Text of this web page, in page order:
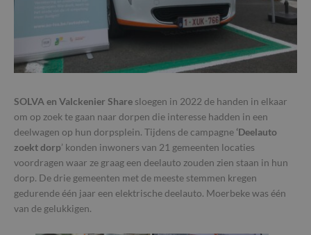
SOLVA en Valckenier Share sloegen in 2022 de handen in elkaar
om op zoek te gaan naar dorpen die interesse hadden in een
deelwagen op hun dorpsplein. Tijdens de campagne ‘Deelauto
zoekt dorp’ konden inwoners van 21 gemeenten locaties
voordragen waar ze graag een deelauto zouden zien staan in hun
dorp. De drie gemeenten met de meeste stemmen kregen
gedurende één jaar een elektrische deelauto. Moerbeke was één
van de gelukkigen.